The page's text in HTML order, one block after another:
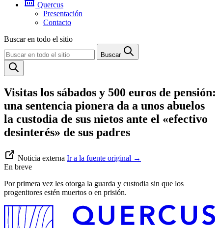
Quercus
Presentación
Contacto
Buscar en todo el sitio
Buscar
Visitas los sábados y 500 euros de pensión:
una sentencia pionera da a unos abuelos
la custodia de sus nietos ante el «efectivo
desinterés» de sus padres
Noticia externa Ir a la fuente original →
En breve
Por primera vez les otorga la guarda y custodia sin que los
progenitores estén muertos o en prisión.